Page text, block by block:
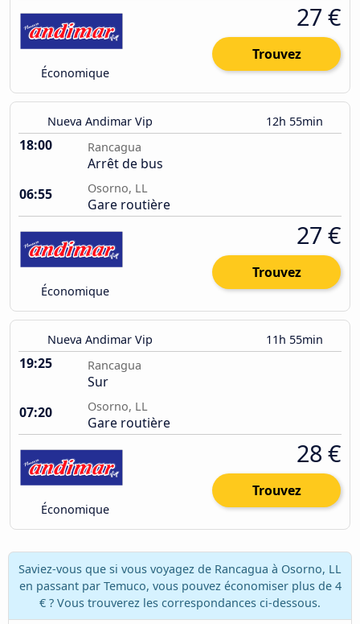
Économique
27 €
Trouvez
Nueva Andimar Vip 12h 55min
18:00 Rancagua
Arrêt de bus
06:55
Osorno, LL
Gare routière
Économique
27 €
Trouvez
Nueva Andimar Vip 11h 55min
19:25 Rancagua
Sur
07:20
Osorno, LL
Gare routière
Économique
28 €
Trouvez
Saviez-vous que si vous voyagez de Rancagua à Osorno, LL
en passant par Temuco, vous pouvez économiser plus de 4
€ ? Vous trouverez les correspondances ci-dessous.